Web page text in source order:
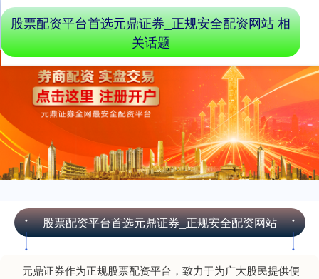
股票配资平台首选元鼎证券_正规安全配资网站
元鼎证券作为正规股票配资平台，致力于为广大股民提供便
股票配资平台首选元鼎证券_正规安全配资网站 相
关话题